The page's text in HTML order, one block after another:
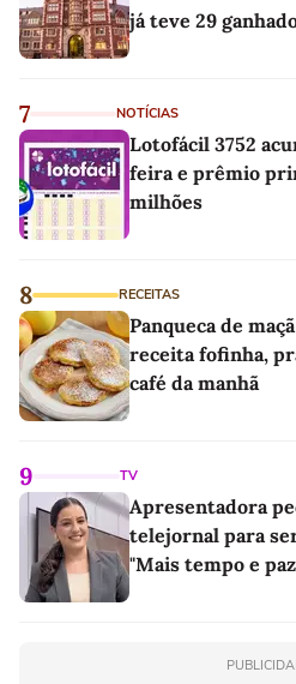
já teve 29
7 NOTÍCIAS
Lotofácil 3752
feira e prêmio
milhões
8 RECEITAS
Panqueca de
receita fofinha,
café da manhã
9 TV
Apresentadora
telejornal para
"Mais tempo e